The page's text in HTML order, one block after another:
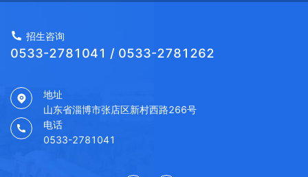
招生咨询
0533-2781041 / 0533-2781262
地址
山东省淄博市张店区新村西路266号
电话
0533-2781041